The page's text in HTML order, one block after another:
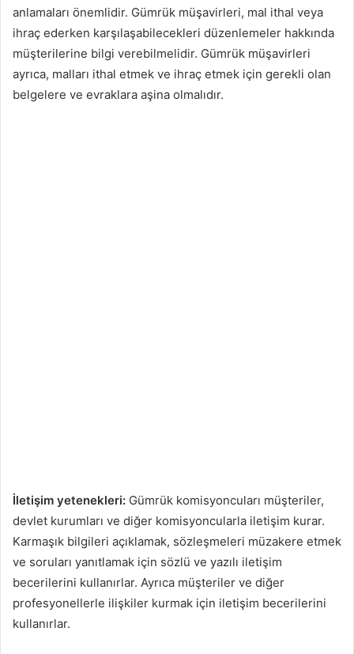
anlamaları önemlidir. Gümrük müşavirleri, mal ithal veya
ihraç ederken karşılaşabilecekleri düzenlemeler hakkında
müşterilerine bilgi verebilmelidir. Gümrük müşavirleri
ayrıca, malları ithal etmek ve ihraç etmek için gerekli olan
belgelere ve evraklara aşina olmalıdır.
İletişim yetenekleri: Gümrük komisyoncuları müşteriler,
devlet kurumları ve diğer komisyoncularla iletişim kurar.
Karmaşık bilgileri açıklamak, sözleşmeleri müzakere etmek
ve soruları yanıtlamak için sözlü ve yazılı iletişim
becerilerini kullanırlar. Ayrıca müşteriler ve diğer
profesyonellerle ilişkiler kurmak için iletişim becerilerini
kullanırlar.